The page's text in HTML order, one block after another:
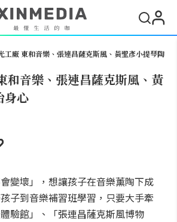
工廠 東和音樂、張連昌薩克斯風、黃聖彥小提琴陶
和音樂、張連昌薩克斯風、黃
身心
會變壞」，想讓孩子在音樂薰陶下成
子到音樂補習班學習，只要大手牽
驗館」、「張連昌薩克斯風博物